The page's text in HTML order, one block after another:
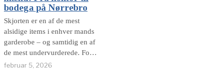
bodega på Nørrebro
Skjorten er en af de mest
alsidige items i enhver mands
garderobe – og samtidig en af
de mest undervurderede. For
skjorter kommer i mange
februar 5, 2026